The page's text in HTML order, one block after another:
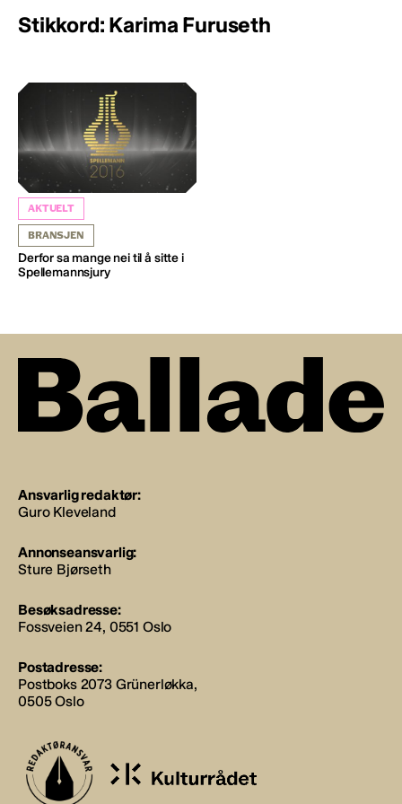
Stikkord: Karima Furuseth
AKTUELT
BRANSJEN
Derfor sa mange nei til å sitte i
Spellemannsjury
Ansvarlig redaktør:
Guro Kleveland
Annonseansvarlig:
Sture Bjørseth
Besøksadresse:
Fossveien 24, 0551 Oslo
Postadresse:
Postboks 2073 Grünerløkka,
0505 Oslo